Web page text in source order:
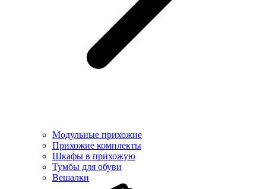
Модульные прихожие
Прихожие комплекты
Шкафы в прихожую
Тумбы для обуви
Вешалки